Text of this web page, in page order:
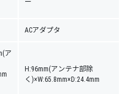
ACアダプタ
ア
H:96mm(アンテナ部除
く)×W:65.8mm×D:24.4mm